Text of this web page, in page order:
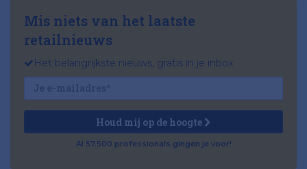
Mis niets van het laatste
retailnieuws
Het belangrijkste nieuws, gratis in je inbox
Houd mij op de hoogte
Al 57.500 professionals gingen je voor!